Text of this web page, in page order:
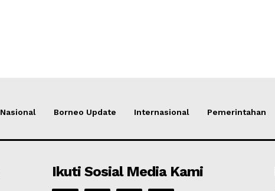
Nasional Borneo Update Internasional Pemerintahan
Ikuti Sosial Media Kami